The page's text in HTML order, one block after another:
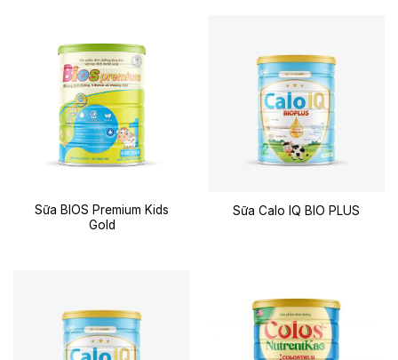
Sữa BIOS Premium Kids
Gold
Sữa Calo IQ BIO PLUS